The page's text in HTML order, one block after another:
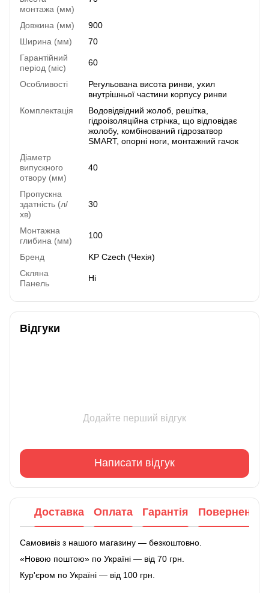
монтажа (мм)
Довжина (мм)
900
Ширина (мм)
70
Гарантійний
період (міс)
60
Особливості
Регульована висота ринви, ухил
внутрішньої частини корпусу ринви
Комплектація
Водовідвідний жолоб, решітка,
гідроізоляційна стрічка, що відповідає
жолобу, комбінований гідрозатвор
SMART, опорні ноги, монтажний гачок
Діаметр
випускного
отвору (мм)
40
Пропускна
здатність (л/
хв)
30
Монтажна
глибина (мм)
100
Бренд
KP Czech (Чехія)
Скляна
Панель
Ні
Відгуки
Додайте перший відгук
Написати відгук
Доставка Оплата Гарантія Повернення
Самовивіз з нашого магазину — безкоштовно.
«Новою поштою» по Україні — від 70 грн.
Кур'єром по Україні — від 100 грн.